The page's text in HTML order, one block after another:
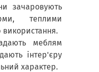
зачаровують
теплими
меблям
інтер'єру
характер.